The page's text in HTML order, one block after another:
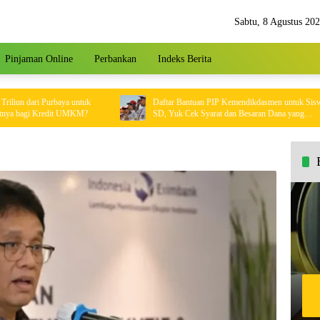
Sabtu, 8 Agustus
Pinjaman Online Perbankan Indeks Berita
Purbaya untuk
Kredit UMKM?
Daftar Bantuan PIP Kemendikdasmen untuk Siswa
SD, Yuk Cek Syarat dan Besaran Dana yang
Diterima!